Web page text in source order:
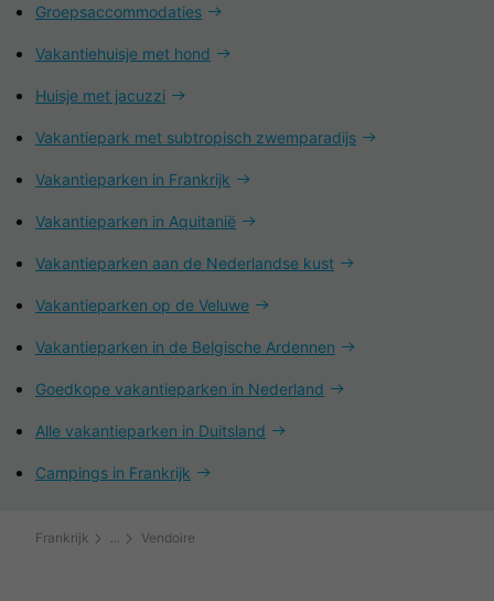
Groepsaccommodaties
Vakantiehuisje met hond
Huisje met jacuzzi
Vakantiepark met subtropisch zwemparadijs
Vakantieparken in Frankrijk
Vakantieparken in Aquitanië
Vakantieparken aan de Nederlandse kust
Vakantieparken op de Veluwe
Vakantieparken in de Belgische Ardennen
Goedkope vakantieparken in Nederland
Alle vakantieparken in Duitsland
Campings in Frankrijk
Frankrijk Vendoire